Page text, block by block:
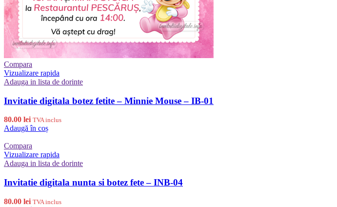
Compara
Vizualizare rapida
Adauga in lista de dorinte
Invitatie digitala botez fetite – Minnie Mouse – IB-01
80.00 lei TVA inclus
Adaugă în coș
Compara
Vizualizare rapida
Adauga in lista de dorinte
Invitatie digitala nunta si botez fete – INB-04
80.00 lei TVA inclus